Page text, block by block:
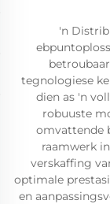
'n
tegnologiese
dien as 'n
robuuste
omvattende
raamwerk
verskaffing
optimale
en